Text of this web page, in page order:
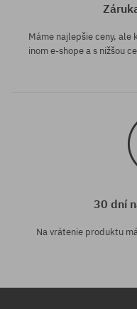
Máme najlepšie ceny, ale
inom e-shope a s nižšou
30 dní
Na vrátenie produktu